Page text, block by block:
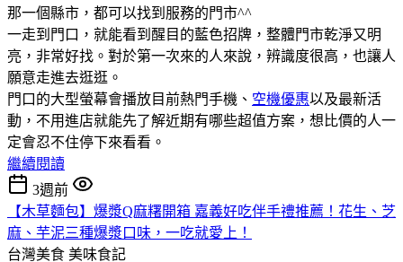
那一個縣市，都可以找到服務的門市^^
一走到門口，就能看到醒目的藍色招牌，整體門市乾淨又明
亮，非常好找。對於第一次來的人來說，辨識度很高，也讓人
願意走進去逛逛。
門口的大型螢幕會播放目前熱門手機、 空機優惠以及最新活
動，不用進店就能先了解近期有哪些超值方案，想比價的人一
定會忍不住停下來看看。
繼續閱讀
3週前
【木草麵包】爆漿Q麻糬開箱 嘉義好吃伴手禮推薦！花生、芝
麻、芋泥三種爆漿口味，一吃就愛上！
台灣美食 美味食記